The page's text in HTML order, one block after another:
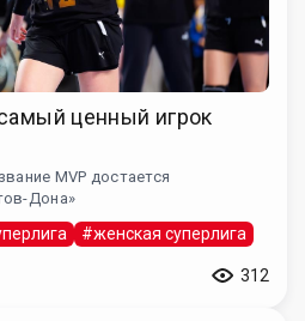
ценный игрок
MVP достается
Дона»
#женская суперлига
312